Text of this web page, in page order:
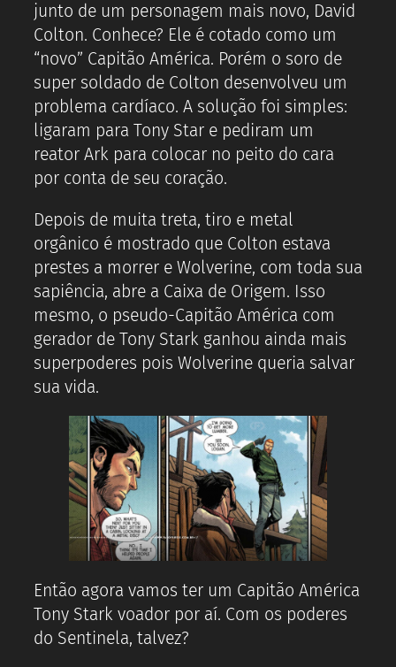
junto de um personagem mais novo, David
Colton. Conhece? Ele é cotado como um
“novo” Capitão América. Porém o soro de
super soldado de Colton desenvolveu um
problema cardíaco. A solução foi simples:
ligaram para Tony Star e pediram um
reator Ark para colocar no peito do cara
por conta de seu coração.
Depois de muita treta, tiro e metal
orgânico é mostrado que Colton estava
prestes a morrer e Wolverine, com toda sua
sapiência, abre a Caixa de Origem. Isso
mesmo, o pseudo-Capitão América com
gerador de Tony Stark ganhou ainda mais
superpoderes pois Wolverine queria salvar
sua vida.
Então agora vamos ter um Capitão América
Tony Stark voador por aí. Com os poderes
do Sentinela, talvez?